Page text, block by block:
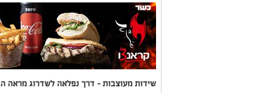
שידות מעוצבות – דרך נפלאה לשדרוג מראה